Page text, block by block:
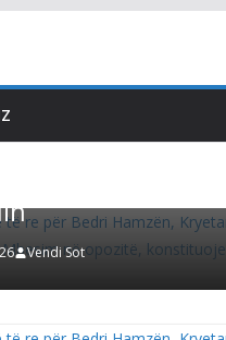
ftesë të re për
Kryetari i
Mbesim
Vendi Sot